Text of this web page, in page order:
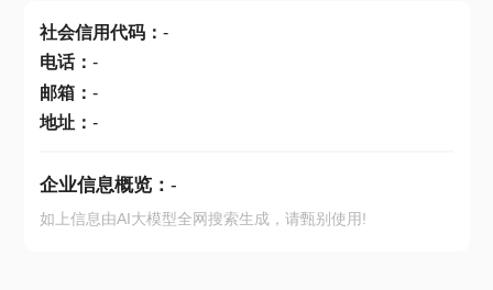
社会信用代码： -
电话： -
邮箱： -
地址： -
企业信息概览： -
如上信息由AI大模型全网搜索生成，请甄别使用!